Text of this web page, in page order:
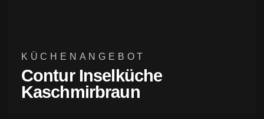
KÜCHENANGEBOT
Contur Inselküche
Kaschmirbraun